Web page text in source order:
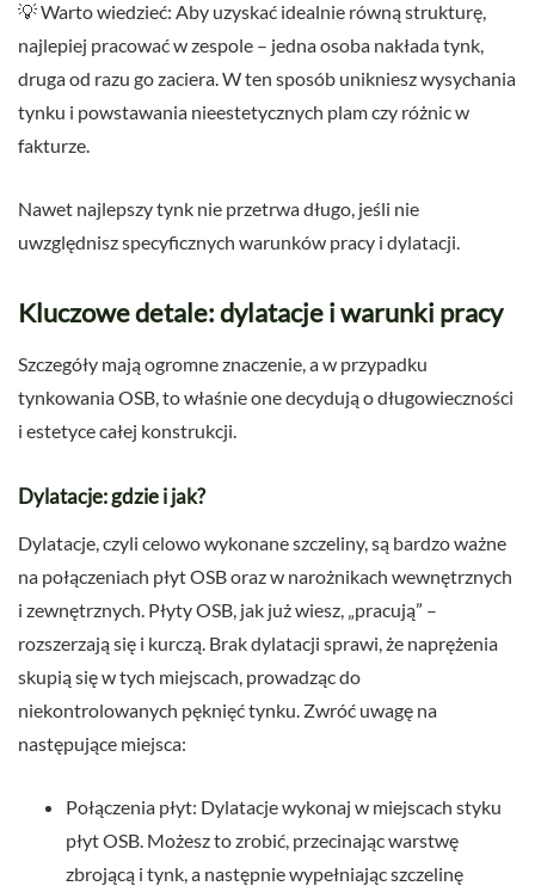
💡 Warto wiedzieć: Aby uzyskać idealnie równą strukturę,
najlepiej pracować w zespole – jedna osoba nakłada tynk,
druga od razu go zaciera. W ten sposób unikniesz wysychania
tynku i powstawania nieestetycznych plam czy różnic w
fakturze.
Nawet najlepszy tynk nie przetrwa długo, jeśli nie
uwzględnisz specyficznych warunków pracy i dylatacji.
Kluczowe detale: dylatacje i warunki pracy
Szczegóły mają ogromne znaczenie, a w przypadku
tynkowania OSB, to właśnie one decydują o długowieczności
i estetyce całej konstrukcji.
Dylatacje: gdzie i jak?
Dylatacje, czyli celowo wykonane szczeliny, są bardzo ważne
na połączeniach płyt OSB oraz w narożnikach wewnętrznych
i zewnętrznych. Płyty OSB, jak już wiesz, „pracują” –
rozszerzają się i kurczą. Brak dylatacji sprawi, że naprężenia
skupią się w tych miejscach, prowadząc do
niekontrolowanych pęknięć tynku. Zwróć uwagę na
następujące miejsca:
Połączenia płyt: Dylatacje wykonaj w miejscach styku
płyt OSB. Możesz to zrobić, przecinając warstwę
zbrojącą i tynk, a następnie wypełniając szczelinę